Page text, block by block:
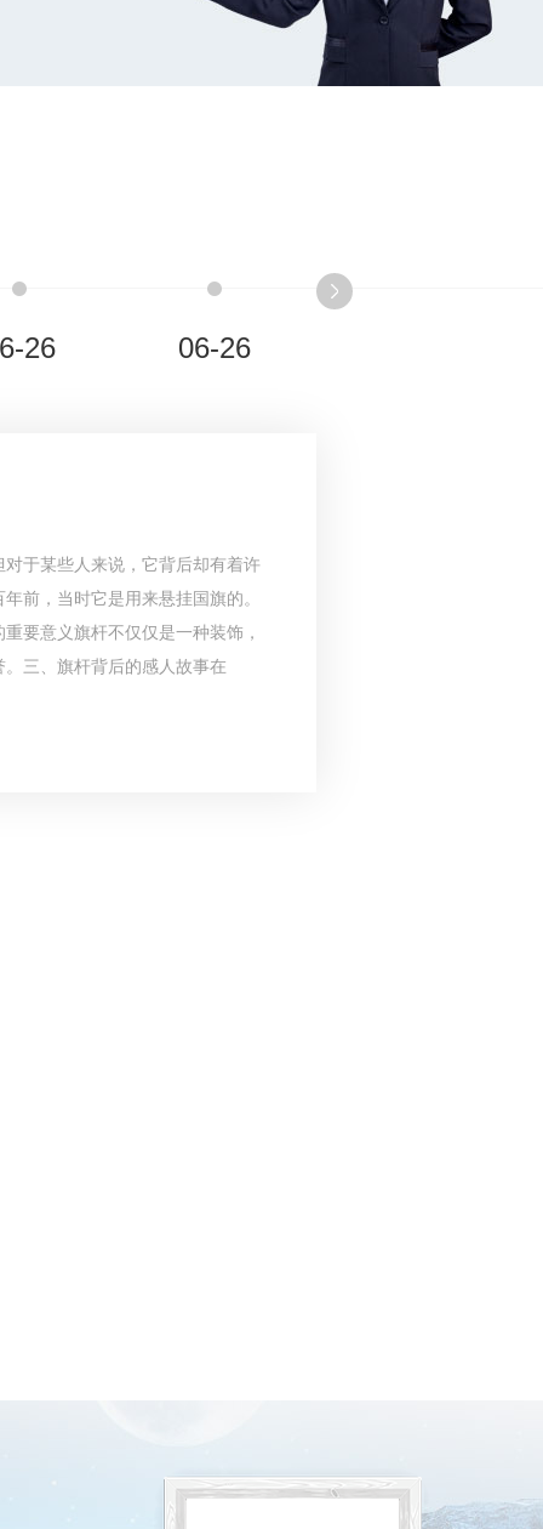
26 06-26
于某些人来说，它背后却有着许
前，当时它是用来悬挂国旗的。
要意义旗杆不仅仅是一种装饰，
三、旗杆背后的感人故事在